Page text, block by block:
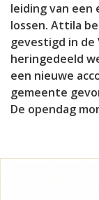
leiding van
lossen. Attila
gevestigd in de
heringedeeld
een nieuwe
gemeente
De opendag